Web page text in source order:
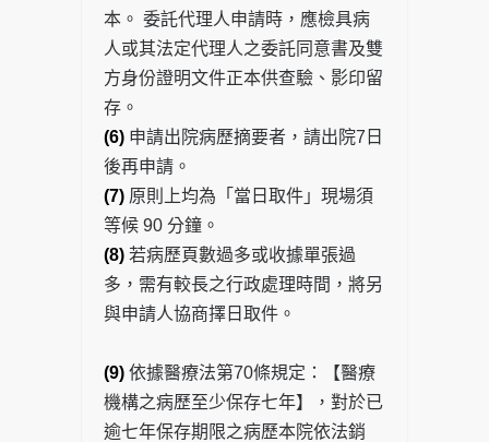
本。 委託代理人申請時，應檢具病
人或其法定代理人之委託同意書及雙
方身份證明文件正本供查驗、影印留
存。
(6) 申請出院病歷摘要者，請出院7日
後再申請。
(7) 原則上均為「當日取件」現場須
等候 90 分鐘。
(8) 若病歷頁數過多或收據單張過
多，需有較長之行政處理時間，將另
與申請人協商擇日取件。
(9) 依據醫療法第70條規定：【醫療
機構之病歷至少保存七年】，對於已
逾七年保存期限之病歷本院依法銷